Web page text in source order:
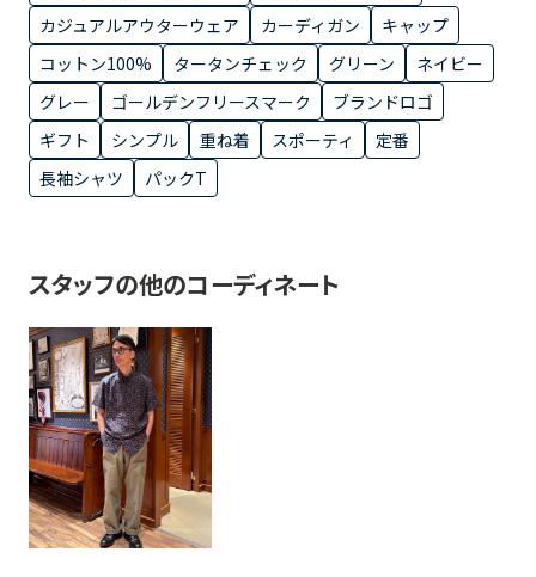
カジュアルアウターウェア
カーディガン
キャップ
コットン100%
タータンチェック グリーン
ネイビー
グレー
ゴールデンフリースマーク
ブランドロゴ
ギフト
シンプル 重ね着 スポーティ
定番
長袖シャツ
パックT
スタッフの他のコーディネート